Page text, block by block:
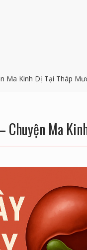
Ma Kinh Dị Tại Tháp
Chuyện Ma